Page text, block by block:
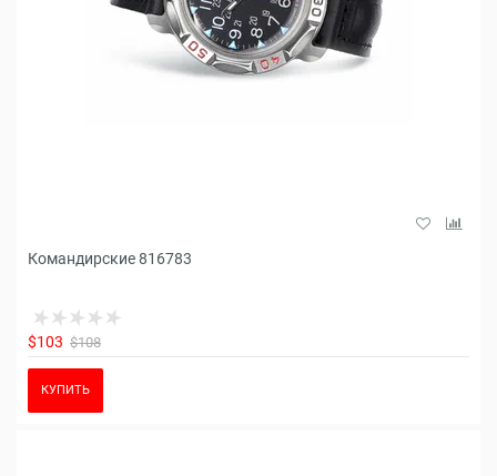
Командирские 816783
$103 $108
КУПИТЬ